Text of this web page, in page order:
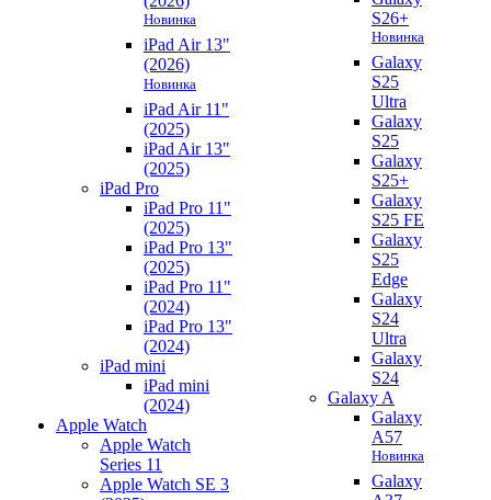
Новинка
iPad Air 13"
(2026)
Новинка
iPad Air 11"
(2025)
iPad Air 13"
(2025)
iPad Pro
iPad Pro 11"
(2025)
iPad Pro 13"
(2025)
iPad Pro 11"
(2024)
iPad Pro 13"
(2024)
iPad mini
iPad mini
(2024)
Apple Watch
Apple Watch
Series 11
Apple Watch SE 3
S26+
Новинка
Galaxy
S25
Ultra
Galaxy
S25
Galaxy
S25+
Galaxy
S25 FE
Galaxy
S25
Edge
Galaxy
S24
Ultra
Galaxy
S24
Galaxy A
Galaxy
A57
Новинка
Galaxy